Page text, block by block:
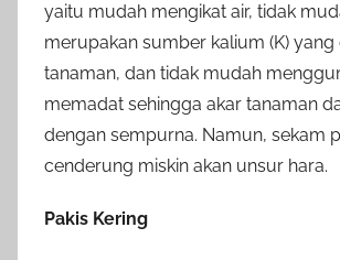
yaitu mudah mengikat air, tidak
merupakan sumber kalium (K)
tanaman, dan tidak mudah
memadat sehingga akar tanaman
dengan sempurna. Namun, sekam
cenderung miskin akan unsur hara.
Pakis Kering